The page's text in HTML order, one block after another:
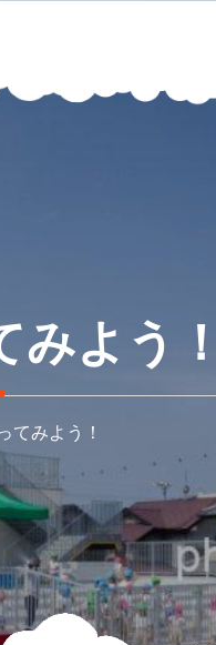
よう！
てみよう！